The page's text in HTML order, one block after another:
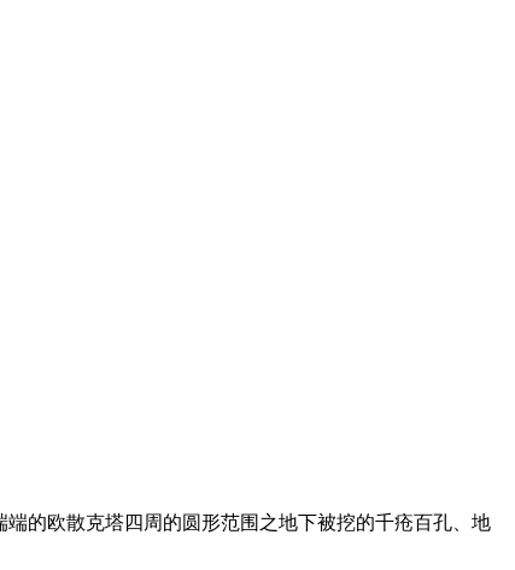
的欧散克塔四周的圆形范围之地下被挖的千疮百孔、地